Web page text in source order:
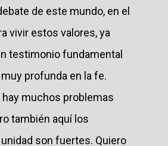
de este mundo, en el
vivir estos valores, ya
testimonio fundamental
profunda en la fe.
muchos problemas
también aquí los
son fuertes. Quiero